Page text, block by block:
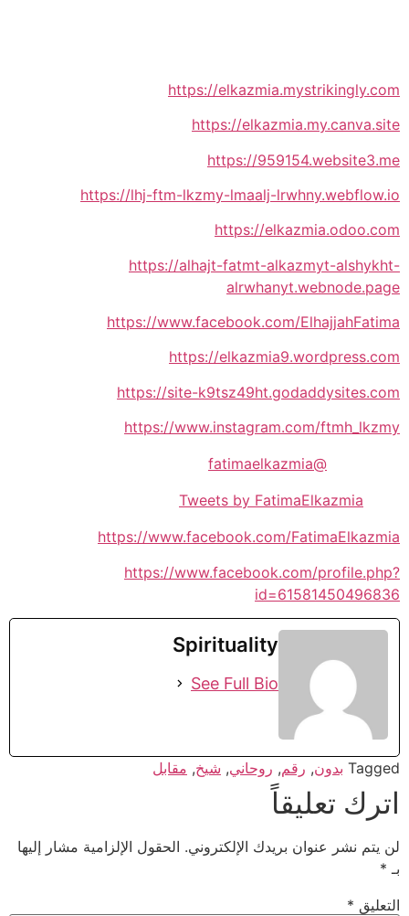
https://elkazmia.mystrikingly.com
https://elkazmia.my.canva.site
https://959154.website3.me
https://lhj-ftm-lkzmy-lmaalj-lrwhny.webflow.io
https://elkazmia.odoo.com
https://alhajt-fatmt-alkazmyt-alshykht-
alrwhanyt.webnode.page
https://www.facebook.com/ElhajjahFatima
https://elkazmia9.wordpress.com
https://site-k9tsz49ht.godaddysites.com
https://www.instagram.com/ftmh_lkzmy
@fatimaelkazmia
Tweets by FatimaElkazmia
https://www.facebook.com/FatimaElkazmia
https://www.facebook.com/profile.php?
id=61581450496836
Spirituality
See Full Bio
Tagged بدون, رقم, روحاني, شيخ, مقابل
اترك تعليقاً
لن يتم نشر عنوان بريدك الإلكتروني. الحقول الإلزامية مشار إليها
بـ *
التعليق *